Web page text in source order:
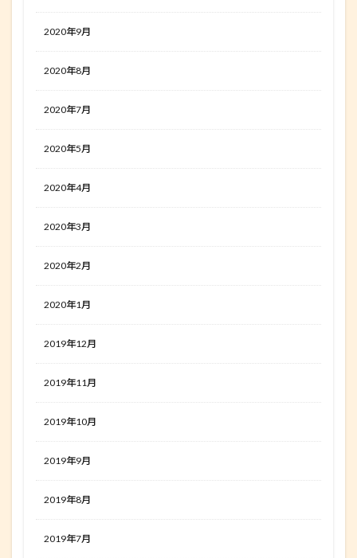
2020年9月
2020年8月
2020年7月
2020年5月
2020年4月
2020年3月
2020年2月
2020年1月
2019年12月
2019年11月
2019年10月
2019年9月
2019年8月
2019年7月